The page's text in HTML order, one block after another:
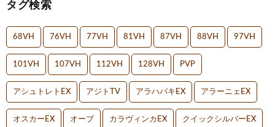
タグ検索
68VH 76VH 77VH 81VH 87VH 88VH 97VH
101VH 107VH 112VH 128VH PVP
アシュトレトEX アジトTV アラハバキEX アラーニェEX
オスカーEX オーブ カラヴィンカEX クイックシルバーEX